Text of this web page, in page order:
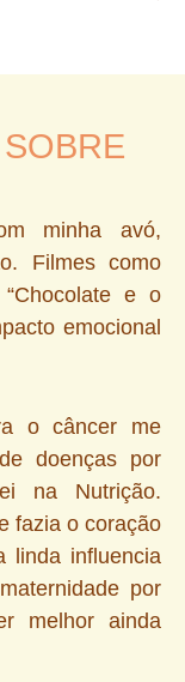
minha avó,
Filmes como
e o
emocional
o câncer me
doenças por
na Nutrição.
fazia o coração
linda influencia
por
melhor ainda